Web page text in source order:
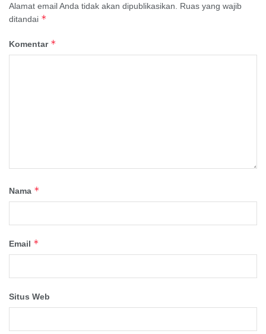
Alamat email Anda tidak akan dipublikasikan.
Ruas yang wajib
ditandai *
Komentar *
Nama *
Email *
Situs Web